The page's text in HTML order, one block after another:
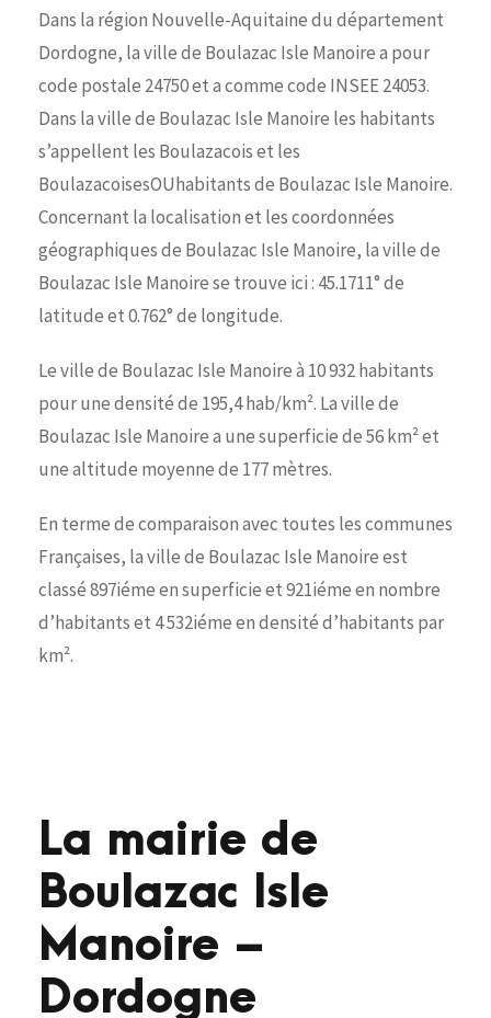
Dans la région Nouvelle-Aquitaine du département
Dordogne, la ville de Boulazac Isle Manoire a pour
code postale 24750 et a comme code INSEE 24053.
Dans la ville de Boulazac Isle Manoire les habitants
s’appellent les Boulazacois et les
BoulazacoisesOUhabitants de Boulazac Isle Manoire.
Concernant la localisation et les coordonnées
géographiques de Boulazac Isle Manoire, la ville de
Boulazac Isle Manoire se trouve ici : 45.1711° de
latitude et 0.762° de longitude.
Le ville de Boulazac Isle Manoire à 10 932 habitants
pour une densité de 195,4 hab/km². La ville de
Boulazac Isle Manoire a une superficie de 56 km² et
une altitude moyenne de 177 mètres.
En terme de comparaison avec toutes les communes
Françaises, la ville de Boulazac Isle Manoire est
classé 897iéme en superficie et 921iéme en nombre
d’habitants et 4 532iéme en densité d’habitants par
km².
La mairie de
Boulazac Isle
Manoire –
Dordogne